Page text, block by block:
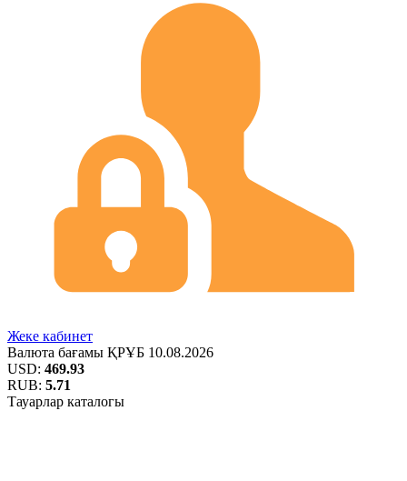
Жеке кабинет
Валюта бағамы ҚРҰБ 10.08.2026
USD: 469.93
RUB: 5.71
Тауарлар каталогы